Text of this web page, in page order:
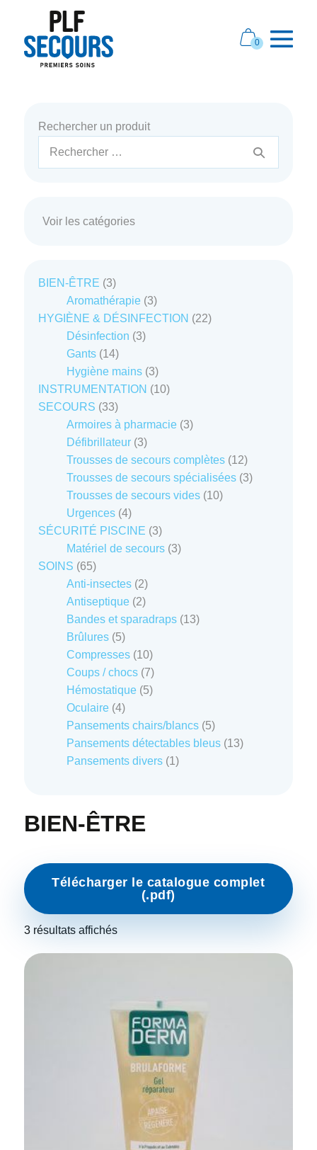
contenu
Panier
0
Éléments
Rechercher un produit
Voir les catégories
BIEN-ÊTRE 33
produits
Aromathérapie 33
produits
HYGIÈNE & DÉSINFECTION 2222
Désinfection 33
Gants 1414
produits
Hygiène mains 33
produits
INSTRUMENTATION 1010
SECOURS 3333
produits
Armoires à pharmacie 33
Défibrillateur 33
produits
Trousses de secours complètes 1212
produits
Trousses de secours spécialisées 33
Trousses de secours vides 1010
Urgences 44
produits
SÉCURITÉ PISCINE 33
produits
Matériel de secours 33
SOINS 6565
produits
Anti-insectes 22
produits
Antiseptique 22
produits
Bandes et sparadraps 1313
Brûlures 55
produits
Compresses 1010
produits
Coups / chocs 77
produits
Hémostatique 55
Oculaire 44
produits
Pansements chairs/blancs 55
produits
Pansements détectables bleus 1313
Pansements divers 1 1
BIEN-ÊTRE
Télécharger le catalogue complet
(.pdf)
3 résultats affichés